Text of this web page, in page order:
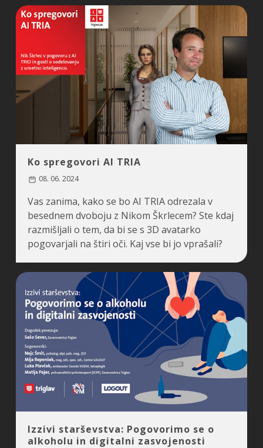
Ko spregovori AI TRIA
08. 06. 2024
Vas zanima, kako se bo AI TRIA odrezala v
besednem dvoboju z Nikom Škrlecem? Ste kdaj
razmišljali o tem, da bi se s 3D avatarko
pogovarjali na štiri oči. Kaj vse bi jo vprašali?
Izzivi starševstva: Pogovorimo se o
alkoholu in digitalni zasvojenosti